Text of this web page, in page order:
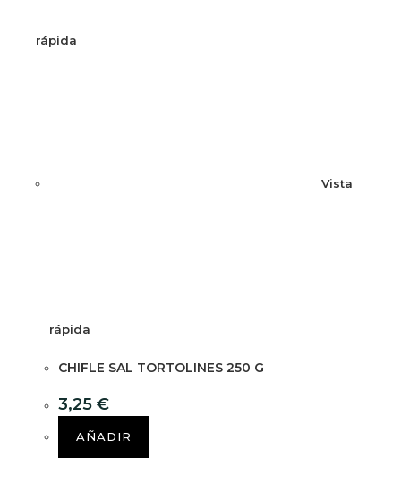
rápida
Vista
rápida
CHIFLE SAL TORTOLINES 250 G
3,25 €
AÑADIR